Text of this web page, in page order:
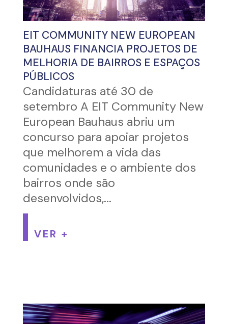
EIT COMMUNITY NEW EUROPEAN
BAUHAUS FINANCIA PROJETOS DE
MELHORIA DE BAIRROS E ESPAÇOS
PÚBLICOS
Candidaturas até 30 de
setembro A EIT Community New
European Bauhaus abriu um
concurso para apoiar projetos
que melhorem a vida das
comunidades e o ambiente dos
bairros onde são
desenvolvidos,...
VER +